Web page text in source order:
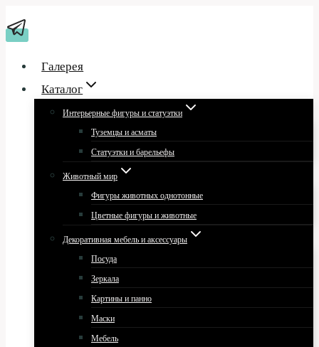
к
Галерея
Каталог
Интерьерные фигуры и статуэтки
Туземцы и асматы
Статуэтки и барельефы
Животный мир
Фигуры животных однотонные
Цветные фигуры и животные
Декоративная мебель и аксессуары
Посуда
Зеркала
Картины и панно
Маски
Мебель